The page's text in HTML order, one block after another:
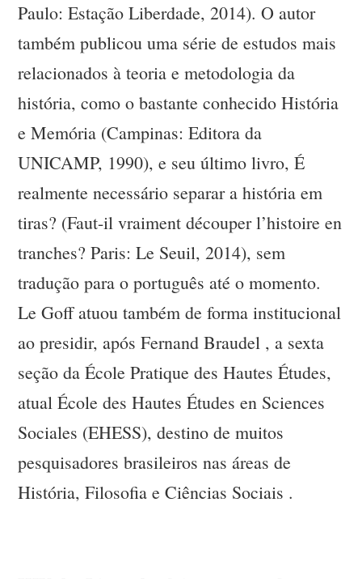
Paulo: Estação Liberdade, 2014). O autor
também publicou uma série de estudos mais
relacionados à teoria e metodologia da
história, como o bastante conhecido História
e Memória (Campinas: Editora da
UNICAMP, 1990), e seu último livro, É
realmente necessário separar a história em
tiras? (Faut-il vraiment découper l’histoire en
tranches? Paris: Le Seuil, 2014), sem
tradução para o português até o momento.
Le Goff atuou também de forma institucional
ao presidir, após Fernand Braudel , a sexta
seção da École Pratique des Hautes Études,
atual École des Hautes Études en Sciences
Sociales (EHESS), destino de muitos
pesquisadores brasileiros nas áreas de
História, Filosofia e Ciências Sociais .